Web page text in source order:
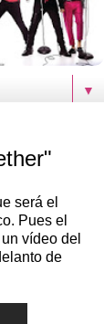
▼
será el
Pues el
vídeo del
de